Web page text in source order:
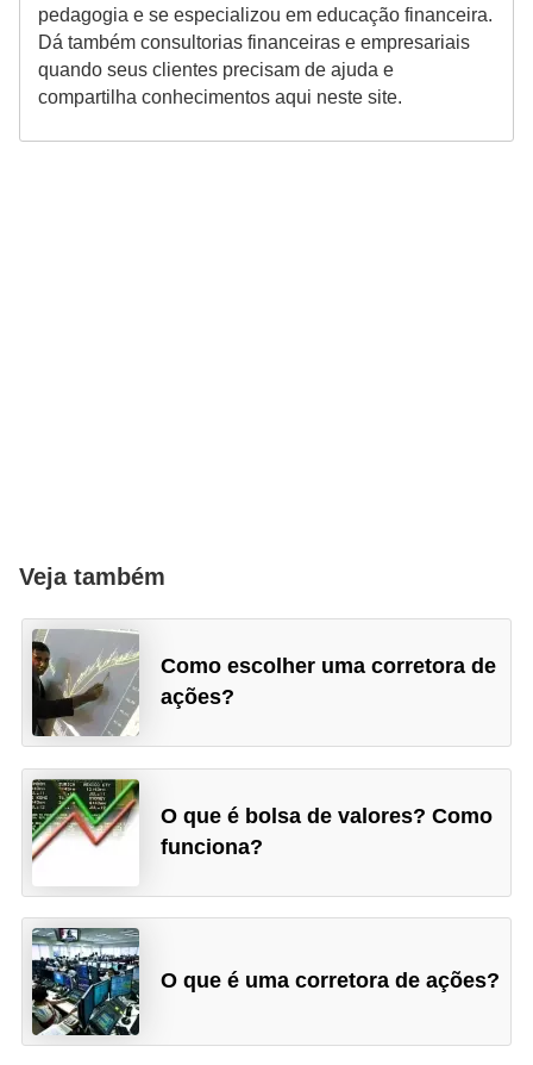
pedagogia e se especializou em educação financeira.
Dá também consultorias financeiras e empresariais
quando seus clientes precisam de ajuda e
compartilha conhecimentos aqui neste site.
Veja também
Como escolher uma corretora de
ações?
O que é bolsa de valores? Como
funciona?
O que é uma corretora de ações?